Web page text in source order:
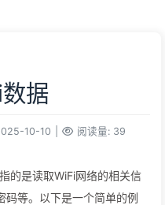
据
10-10 阅读量: 39
的是读取WiFi网络的相关信
码等。以下是一个简单的例